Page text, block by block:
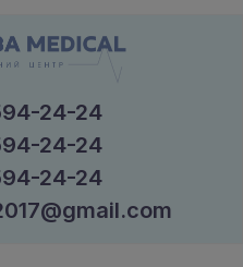
24-24
24-24
24-24